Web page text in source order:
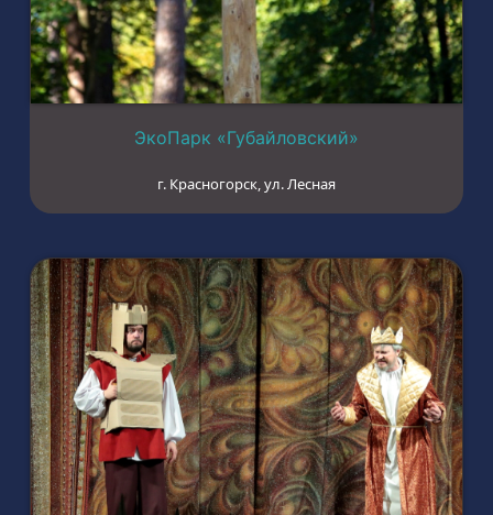
ЭкоПарк «Губайловский»
г. Красногорск, ул. Лесная